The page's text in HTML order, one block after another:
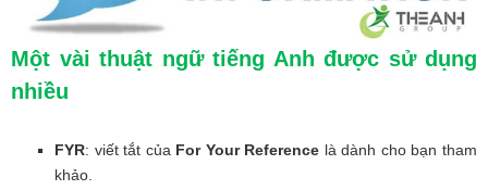
Một vài thuật ngữ tiếng Anh được sử dụng
nhiều
FYR: viết tắt của For Your Reference là dành cho bạn tham
khảo.